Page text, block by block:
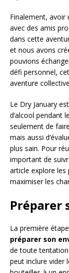
Finalement, avoir
avec des amis
dans cette
et nous avons
pouvions
défi personnel,
aventure
Le Dry January
d’alcool pendant
seulement de
mais aussi
plus sain. Pour
important de
article explore les
maximiser les
Préparer
La première
préparer son
de toute
peut inclure vider